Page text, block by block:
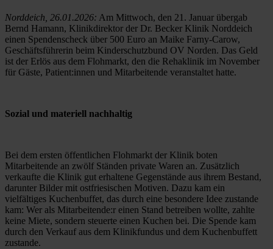
Norddeich, 26.01.2026: Am Mittwoch, den 21. Januar übergab
Bernd Hamann, Klinikdirektor der Dr. Becker Klinik Norddeich
einen Spendenscheck über 500 Euro an Maike Farny-Carow,
Geschäftsführerin beim Kinderschutzbund OV Norden. Das Geld
ist der Erlös aus dem Flohmarkt, den die Rehaklinik im November
für Gäste, Patient:innen und Mitarbeitende veranstaltet hatte.
Sozial und materiell nachhaltig
Bei dem ersten öffentlichen Flohmarkt der Klinik boten
Mitarbeitende an zwölf Ständen private Waren an. Zusätzlich
verkaufte die Klinik gut erhaltene Gegenstände aus ihrem Bestand,
darunter Bilder mit ostfriesischen Motiven. Dazu kam ein
vielfältiges Kuchenbuffet, das durch eine besondere Idee zustande
kam: Wer als Mitarbeitende:r einen Stand betreiben wollte, zahlte
keine Miete, sondern steuerte einen Kuchen bei. Die Spende kam
durch den Verkauf aus dem Klinikfundus und dem Kuchenbuffett
zustande.